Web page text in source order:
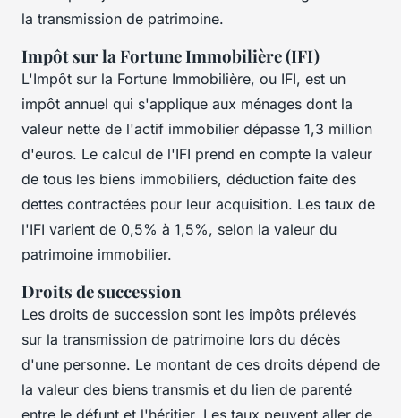
la transmission de patrimoine.
Impôt sur la Fortune Immobilière (IFI)
L'Impôt sur la Fortune Immobilière, ou IFI, est un
impôt annuel qui s'applique aux ménages dont la
valeur nette de l'actif immobilier dépasse 1,3 million
d'euros. Le calcul de l'IFI prend en compte la valeur
de tous les biens immobiliers, déduction faite des
dettes contractées pour leur acquisition. Les taux de
l'IFI varient de 0,5% à 1,5%, selon la valeur du
patrimoine immobilier.
Droits de succession
Les droits de succession sont les impôts prélevés
sur la transmission de patrimoine lors du décès
d'une personne. Le montant de ces droits dépend de
la valeur des biens transmis et du lien de parenté